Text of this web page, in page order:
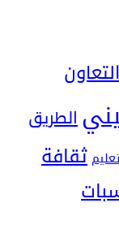
التعاون
الطريق
ثقافة